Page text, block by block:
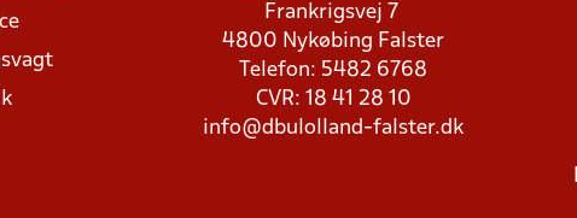
Frankrigsvej 7
4800 Nykøbing Falster
Telefon: 5482 6768
CVR: 18 41 28 10
info@dbulolland-falster.dk